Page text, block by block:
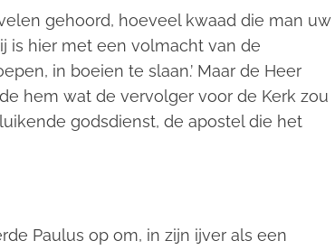
gehoord, hoeveel kwaad die man uw
is hier met een volmacht van de
in boeien te slaan.’ Maar de Heer
hem wat de vervolger voor de Kerk zou
godsdienst, de apostel die het
Paulus op om, in zijn ijver als een